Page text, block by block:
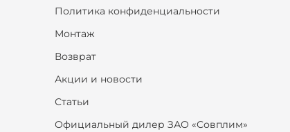
Политика конфиденциальности
Монтаж
Возврат
Акции и новости
Статьи
Официальный дилер ЗАО «Совплим»